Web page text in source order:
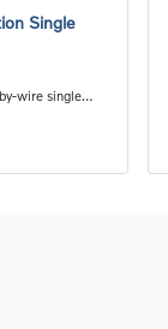
Single
wire single